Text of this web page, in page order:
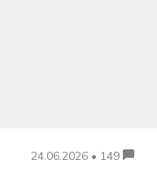
24.06.2026 • 149